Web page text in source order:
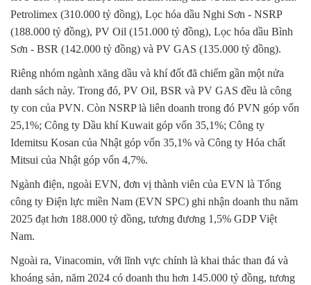
Petrolimex (310.000 tỷ đồng), Lọc hóa dầu Nghi Sơn - NSRP
(188.000 tỷ đồng), PV Oil (151.000 tỷ đồng), Lọc hóa dầu Bình
Sơn - BSR (142.000 tỷ đồng) và PV GAS (135.000 tỷ đồng).
Riêng nhóm ngành xăng dầu và khí đốt đã chiếm gần một nửa
danh sách này. Trong đó, PV Oil, BSR và PV GAS đều là công
ty con của PVN. Còn NSRP là liên doanh trong đó PVN góp vốn
25,1%; Công ty Dầu khí Kuwait góp vốn 35,1%; Công ty
Idemitsu Kosan của Nhật góp vốn 35,1% và Công ty Hóa chất
Mitsui của Nhật góp vốn 4,7%.
Ngành điện, ngoài EVN, đơn vị thành viên của EVN là Tổng
công ty Điện lực miền Nam (EVN SPC) ghi nhận doanh thu năm
2025 đạt hơn 188.000 tỷ đồng, tương đương 1,5% GDP Việt
Nam.
Ngoài ra, Vinacomin, với lĩnh vực chính là khai thác than đá và
khoáng sản, năm 2024 có doanh thu hơn 145.000 tỷ đồng, tương